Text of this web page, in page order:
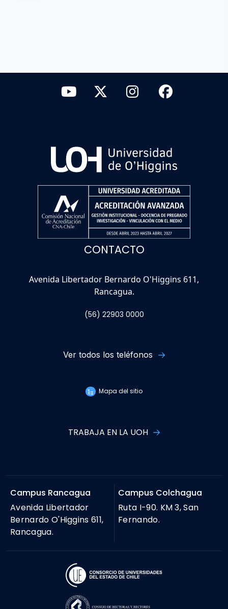
CONTACTO
Avenida Libertador Bernardo O'Higgins 611,
Rancagua.
(56) 22903 0000
Ver todos los teléfonos
Mapa del sitio
TRABAJA EN LA UOH
Campus Rancagua
Avenida Libertador
Bernardo O'Higgins 611,
Rancagua.
Campus Colchagua
Ruta I-90. KM 3, San
Fernando.